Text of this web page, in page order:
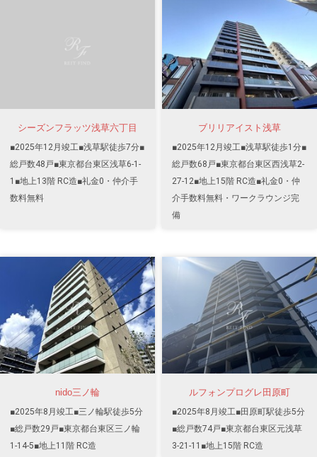
シーズンフラッツ浅草六丁目
■2025年12月竣工■浅草駅徒歩7分■
総戸数48戸■東京都台東区浅草6-1-
1■地上13階 RC造■礼金0・仲介手
数料無料
ブリリアイスト浅草
■2025年12月竣工■浅草駅徒歩1分■
総戸数68戸■東京都台東区西浅草2-
27-12■地上15階 RC造■礼金0・仲
介手数料無料・ワークラウンジ完
備
nido三ノ輪
■2025年8月竣工■三ノ輪駅徒歩5分
■総戸数29戸■東京都台東区三ノ輪
1-14-5■地上11階 RC造
ルフォンプログレ田原町
■2025年8月竣工■田原町駅徒歩5分
■総戸数74戸■東京都台東区元浅草
3-21-11■地上15階 RC造